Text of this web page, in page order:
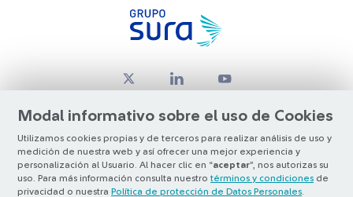
Modal informativo sobre el uso de Cookies
Utilizamos cookies propias y de terceros para realizar análisis de uso y
medición de nuestra web y así ofrecer una mejor experiencia y
personalización al Usuario. Al hacer clic en “aceptar”, nos autorizas su
uso. Para más información consulta nuestro términos y condiciones de
privacidad o nuestra Política de protección de Datos Personales
© Copyright Grupo SURA 2026